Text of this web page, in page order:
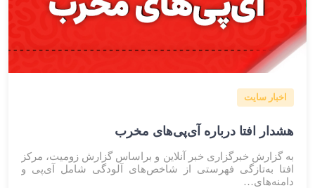
اخبار سایت
هشدار افتا درباره آی‌پی‌های مخرب
به گزارش خبرگزاری خبر آنلاین و براساس گزارش زومیت، مرکز
افتا به‌تازگی فهرستی از شاخص‌های آلودگی شامل آی‌پی و
دامنه‌های…